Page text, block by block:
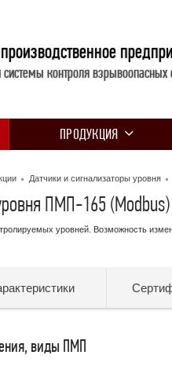
системы контроля взрывоопасных
ПРОДУКЦИЯ
Датчики и сигнализаторы уровня
ПМП-165 (Modbus)
уровней. Возможность
виды ПМП